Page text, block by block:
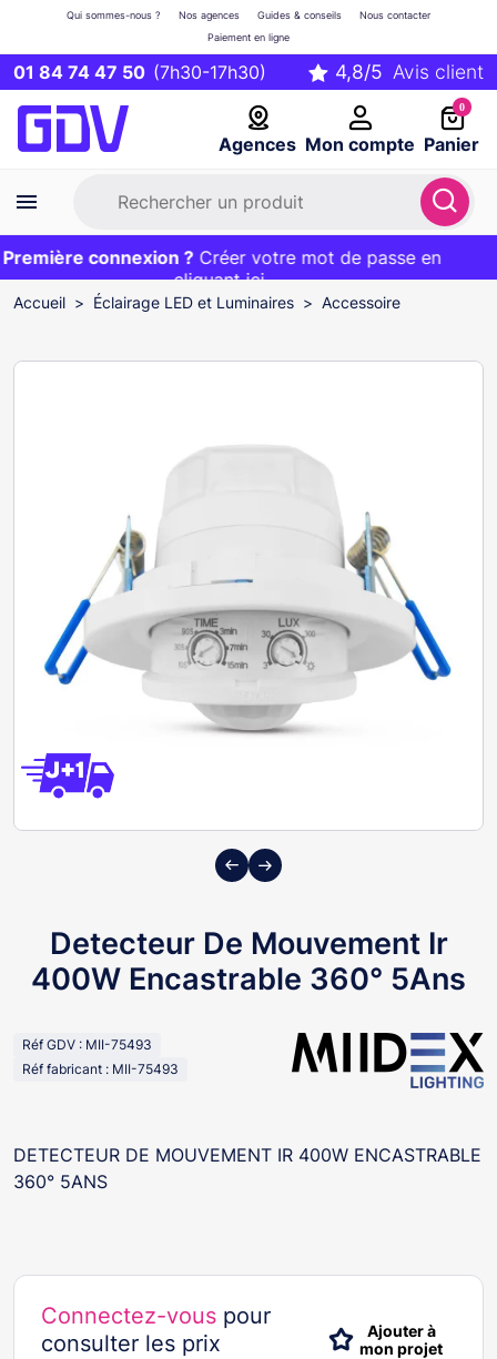
01 84 74 47 50 (7h30-17h30)
Agences Mon compte
Qui sommes-nous ? Nos agences Guides & conseils
Nous contacter
Paiement en ligne
0
Panier
Première commande ?20€ OFFERT sur votre panier
et livraison 24/48h gratuite avec le codeBIENVENUE
connexion ? Créer votre mot de passe en
cliquant ici
EXCLU WEB :
Accueil Éclairage LED et Luminaires Accessoire
Previous
Next
Detecteur De Mouvement Ir
400W Encastrable 360° 5Ans
Réf GDV : MII-75493
Réf fabricant : MII-75493
DETECTEUR DE MOUVEMENT IR 400W ENCASTRABLE
360° 5ANS
Connectez-vous pour
consulter les prix
Ajouter à
mon projet